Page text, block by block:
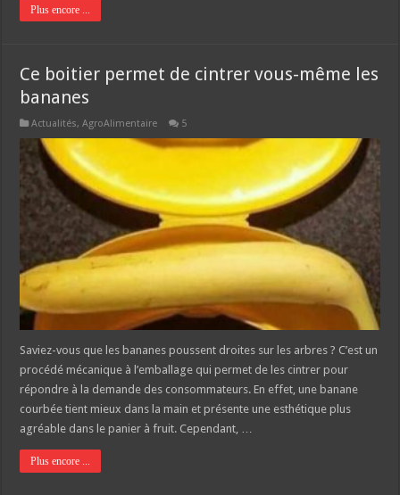
Plus encore ...
Ce boitier permet de cintrer vous-même les
bananes
Actualités,AgroAlimentaire 5
Saviez-vous que les bananes poussent droites sur les arbres ? C’est un
procédé mécanique à l’emballage qui permet de les cintrer pour
répondre à la demande des consommateurs. En effet, une banane
courbée tient mieux dans la main et présente une esthétique plus
agréable dans le panier à fruit. Cependant, …
Plus encore ...